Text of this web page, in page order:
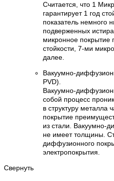
Считается, что 1
гарантирует 1 год
показатель немного
подверженных
микронное покрытие
стойкости, 7-ми
далее.
Вакуумно-
PVD).
Вакуумно-
собой процесс
в структуру металла
покрытие
из стали. Вакуумно-
не имеет толщины.
диффузионного
электропокрытия.
Свернуть